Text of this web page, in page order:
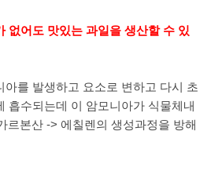
없어도 맛있는 과일을 생산할 수 있
아를 발생하고 요소로 변하고 다시 초
흡수되는데 이 암모니아가 식물체내
르본산 -> 에칠렌의 생성과정을 방해